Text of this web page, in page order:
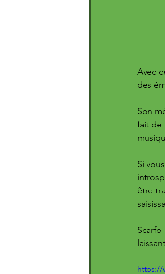
Avec
des
Son
fait de
Si
être
Scarfo
https://